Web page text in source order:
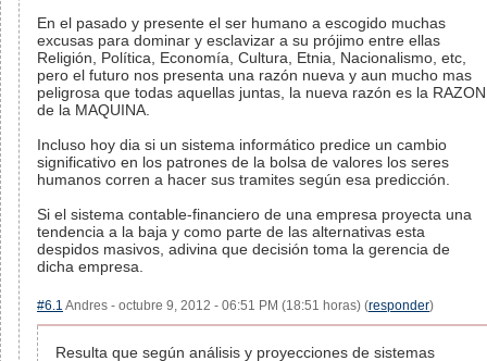
En el pasado y presente el ser humano a escogido muchas
excusas para dominar y esclavizar a su prójimo entre ellas
Religión, Política, Economía, Cultura, Etnia, Nacionalismo, etc,
pero el futuro nos presenta una razón nueva y aun mucho mas
peligrosa que todas aquellas juntas, la nueva razón es la RAZON
de la MAQUINA.
Incluso hoy dia si un sistema informático predice un cambio
significativo en los patrones de la bolsa de valores los seres
humanos corren a hacer sus tramites según esa predicción.
Si el sistema contable-financiero de una empresa proyecta una
tendencia a la baja y como parte de las alternativas esta
despidos masivos, adivina que decisión toma la gerencia de
dicha empresa.
#6.1 Andres - octubre 9, 2012 - 06:51 PM (18:51 horas) (responder)
Resulta que según análisis y proyecciones de sistemas